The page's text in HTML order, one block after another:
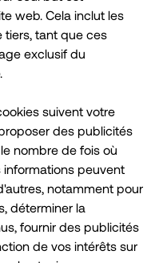
web. Cela inclut les
tiers, tant que ces
exclusif du
suivent votre
des publicités
nombre de fois où
informations peuvent
notamment pour
déterminer la
fournir des publicités
de vos intérêts sur